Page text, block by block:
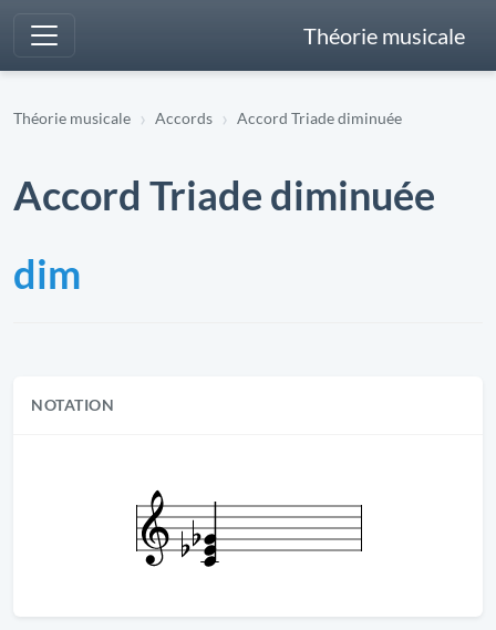
Théorie musicale
Théorie musicale Accords Accord Triade diminuée
Accord Triade diminuée
dim
NOTATION